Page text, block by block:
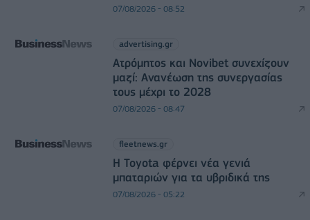
07/08/2026 - 08:52
advertising.gr
Ατρόμητος και Novibet συνεχίζουν
μαζί: Ανανέωση της συνεργασίας
τους μέχρι το 2028
07/08/2026 - 08:47
fleetnews.gr
Η Toyota φέρνει νέα γενιά
μπαταριών για τα υβριδικά της
07/08/2026 - 05:22